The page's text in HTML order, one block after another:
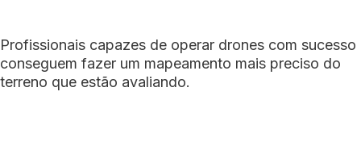
Profissionais capazes de operar drones com sucesso
conseguem fazer um mapeamento mais preciso do
terreno que estão avaliando.